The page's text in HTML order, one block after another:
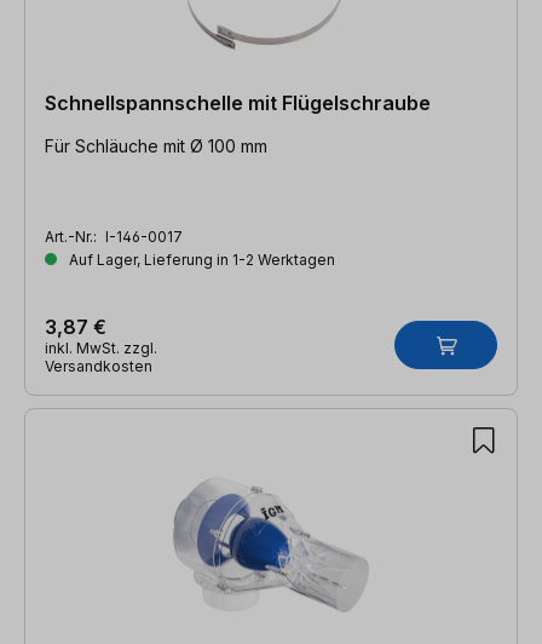
Schnellspannschelle mit Flügelschraube
Für Schläuche mit Ø 100 mm
Art.-Nr.: I-146-0017
Auf Lager, Lieferung in 1-2 Werktagen
3,87 €
inkl. MwSt. zzgl.
Versandkosten